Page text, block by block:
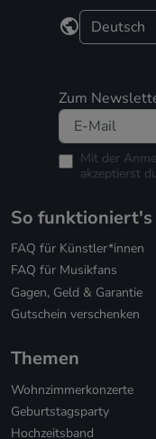
Zum
Mit der
akzeptierst
So funktioniert's
FAQ für Künstler*innen
FAQ für Musikfans
Gagen, Geld & Garantie
Gutschein verschenken
Themen
Wohnzimmerkonzerte
Geburtstagsparty
Hochzeitsband